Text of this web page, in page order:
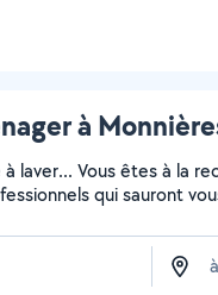
à
Vous êtes à la
qui sauront
à